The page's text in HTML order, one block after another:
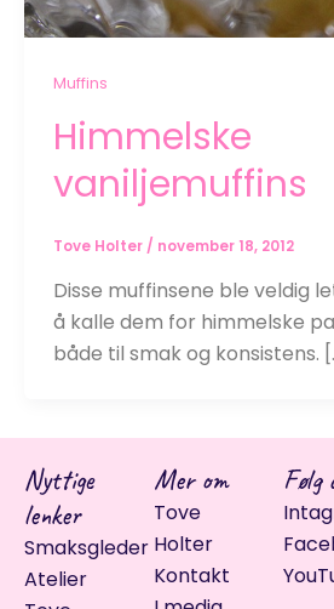
Muffins
Himmelske
vaniljemuffins
Tove Holter/ november 18, 2012
Disse muffinsene ble veldig
å kalle dem for himmelske
både til smak og konsistens.
Nyttige
lenker
Smaksgleder
Atelier
Mer om
Tove
Holter
Kontakt
Følg